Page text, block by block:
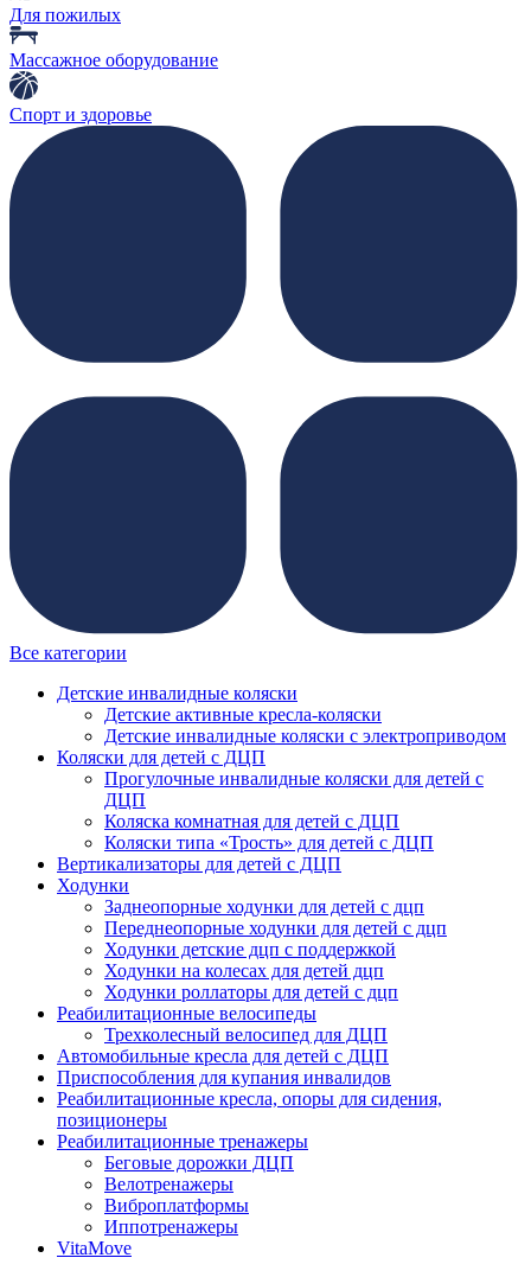
Для пожилых
Массажное оборудование
Спорт и здоровье
Все категории
Детские инвалидные коляски
Детские активные кресла-коляски
Детские инвалидные коляски с электроприводом
Коляски для детей с ДЦП
Прогулочные инвалидные коляски для детей с
ДЦП
Коляска комнатная для детей с ДЦП
Коляски типа «Трость» для детей с ДЦП
Вертикализаторы для детей с ДЦП
Ходунки
Заднеопорные ходунки для детей с дцп
Переднеопорные ходунки для детей с дцп
Ходунки детские дцп с поддержкой
Ходунки на колесах для детей дцп
Ходунки роллаторы для детей с дцп
Реабилитационные велосипеды
Трехколесный велосипед для ДЦП
Автомобильные кресла для детей с ДЦП
Приспособления для купания инвалидов
Реабилитационные кресла, опоры для сидения,
позиционеры
Реабилитационные тренажеры
Беговые дорожки ДЦП
Велотренажеры
Виброплатформы
Иппотренажеры
VitaMove